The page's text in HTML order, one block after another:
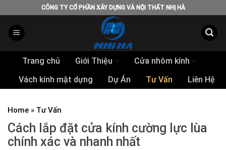
to
content
CÔNG TY CỔ PHẦN XÂY DỰNG VÀ NỘI THẤT NHỊ HÀ
Trang chủ Giới Thiệu
Cửa nhôm kính
Vách kính mặt dựng
Dự Án Tư Vấn Liên Hệ
Home » Tư Vấn
Cách lắp đặt cửa kính cường lực lùa
chính xác và nhanh nhất